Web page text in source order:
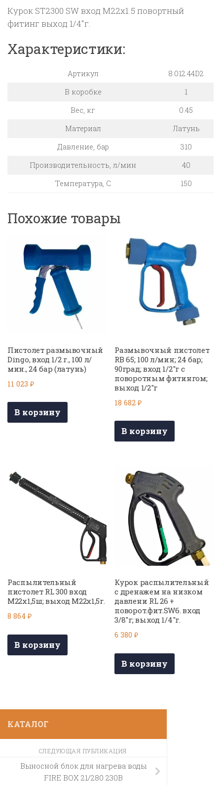
1/4"г.
Курок ST2300 SW вход M22x1.5 повортный
фитинг выход 1/4″г.
Характеристики:
Артикул
8.012.44D2
В коробке
1
Вес, кг
0.45
Материал
Латунь
Давление, бар
310
Производительность, л/мин
40
Температура, C
150
Похожие товары
Пистолет размывочный
Dingo, вход 1/2 г., 100 л/
мин., 24 бар (латунь)
11 023 ₽
В корзину
Размывочный пистолет
RB 65; 100 л/мин; 24 бар;
90град; вход 1/2″г с
поворотным фитингом;
выход 1/2″г
18 682₽
В корзину
Распылительный
пистолет RL 300 вход
М22х1,5ш; выход М22х1,5г.
8 864 ₽
В корзину
Курок распылительный
с дренажем на низком
давлени RL 26 +
поворот.фит.SW6. вход
3/8″г; выход 1/4″г.
6 380₽
В корзину
КАТАЛОГ
СЛЕДУЮЩАЯ ПУБЛИКАЦИЯ
Выносной блок для нагрева воды
FIRE BOX 21/280 230В